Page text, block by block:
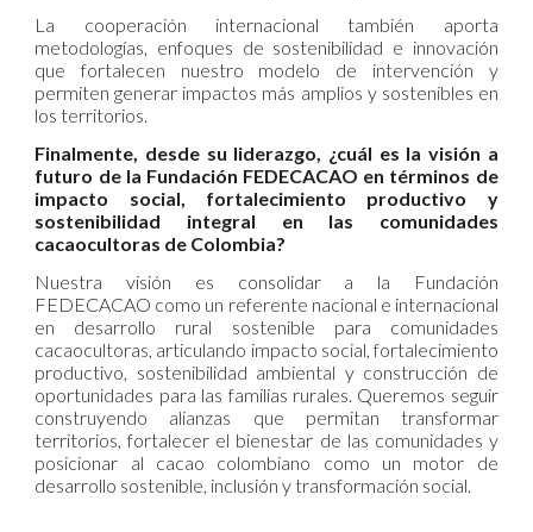
La cooperación internacional también aporta
metodologías, enfoques de sostenibilidad e innovación
que fortalecen nuestro modelo de intervención y
permiten generar impactos más amplios y sostenibles en
los territorios.
Finalmente, desde su liderazgo, ¿cuál es la visión a
futuro de la Fundación FEDECACAO en términos de
impacto social, fortalecimiento productivo y
sostenibilidad integral en las comunidades
cacaocultoras de Colombia?
Nuestra visión es consolidar a la Fundación
FEDECACAO como un referente nacional e internacional
en desarrollo rural sostenible para comunidades
cacaocultoras, articulando impacto social, fortalecimiento
productivo, sostenibilidad ambiental y construcción de
oportunidades para las familias rurales. Queremos seguir
construyendo alianzas que permitan transformar
territorios, fortalecer el bienestar de las comunidades y
posicionar al cacao colombiano como un motor de
desarrollo sostenible, inclusión y transformación social.